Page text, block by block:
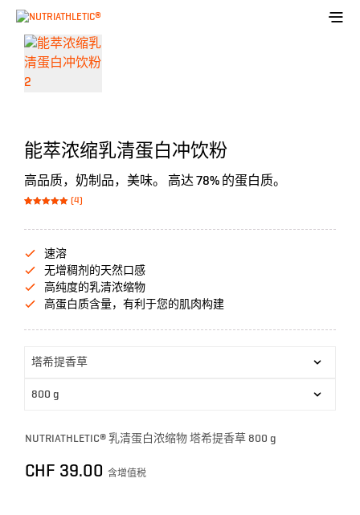
能萃浓缩乳清蛋白冲饮粉
高品质，奶制品，美味。 高达 78% 的蛋白质。
basierend
Kundenbewer
tungen
(4)
速溶
无增稠剂的天然口感
高纯度的乳清浓缩物
高蛋白质含量，有利于您的肌肉构建
NUTRIATHLETIC® 乳清蛋白浓缩物 塔希提香草 800 g
CHF 39.00 含增值税